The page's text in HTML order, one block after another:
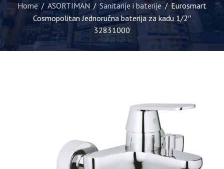
Home / ASORTIMAN / Sanitarije i baterije / Eurosmart
Cosmopolitan Jednoručna baterija za kadu 1/2″
32831000